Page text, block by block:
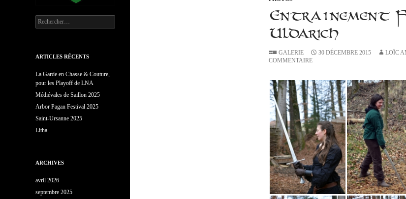
Entraînement
Uldarich
GALERIE 30 DÉCEMBRE 2015 LOÏC
COMMENTAIRE
Rechercher :
ARTICLES RÉCENTS
La Garde en Chasse & Couture,
pour les Playoff de LNA
Médiévales de Saillon 2025
Arbor Pagan Festival 2025
Saint-Ursanne 2025
Litha
ARCHIVES
avril 2026
septembre 2025